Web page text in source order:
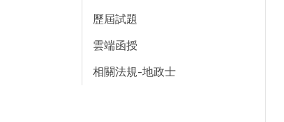
歷屆試題
雲端函授
相關法規-地政士